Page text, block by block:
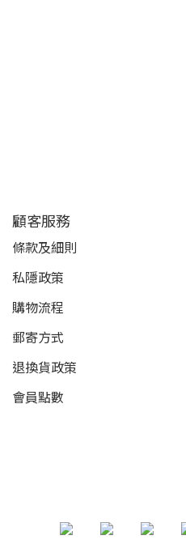
顧客服務
條款及細則
私隱政策
購物流程
郵寄方式
退換貨政策
會員點數